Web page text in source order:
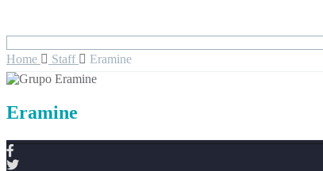
Home Staff Eramine
Eramine